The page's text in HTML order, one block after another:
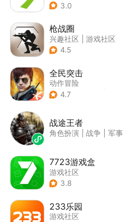
3.0
枪战圈
兴趣社区
游戏社区
4.5
全民突击
动作冒险
| 第三人称射击
4.7
战途王者
角色扮演 战争 军事
7723游戏盒
游戏社区
3.8
233乐园
游戏社区